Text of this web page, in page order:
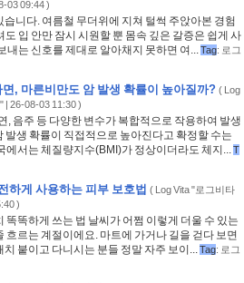
03 09:44 )
니다. 여름철 무더위에 지쳐 털썩 주앉아본 경험
입 안만 잠시 시원할 뿐 몸속 깊은 갈증은 쉽게 사
내는 신호를 제대로 알아채지 못하면 여...Tag: 로그
, 마른비만도 암 발생 확률이 높아질까? ( Log
| 26-08-03 11:30 )
, 음주 등 다양한 변수가 복합적으로 작용하여 발생
발생 확률이 직접적으로 높아진다고 확정할 수는
에서는 체질량지수(BMI)가 정상이더라도 체지...T
하게 사용하는 피부 보호법 ( Log Vita "로그비타
)
똑똑하게 쓰는 법 날씨가 어쩜 이렇게 더울 수 있는
흐르는 계절이에요. 마트에 가거나 길을 걷다 보면
붙이고 다니시는 분들 정말 자주 보이...Tag: 로그